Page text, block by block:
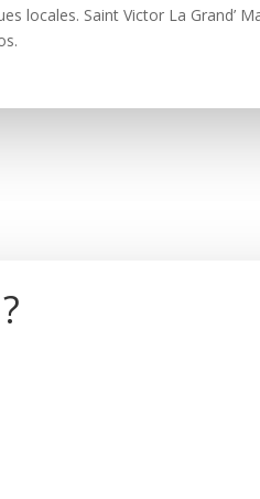
Saint Victor La Grand’